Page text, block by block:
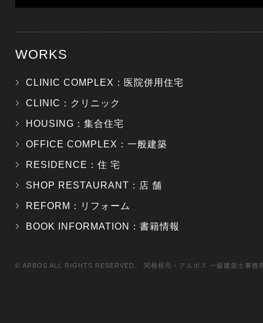
WORKS
CLINIC COMPLEX：医院併用住宅
CLINIC：クリニック
HOUSING：集合住宅
OFFICE COMPLEX：一般建築
RESIDENCE：住 宅
SHOP RESTAURANT：店 舗
REFORM：リフォーム
BOOK INFORMATION：書籍情報
© ARBOS ALL RIGHTS RESERVED. 関根裕司・アルボス 一級建築士事務